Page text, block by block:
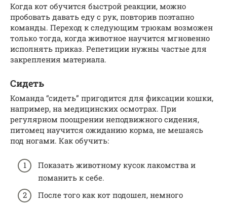
Когда кот обучится быстрой реакции, можно
пробовать давать еду с рук, повторив поэтапно
команды. Переход к следующим трюкам возможен
только тогда, когда животное научится мгновенно
исполнять приказ. Репетиции нужны частые для
закрепления материала.
Сидеть
Команда “сидеть” пригодится для фиксации кошки,
например, на медицинских осмотрах. При
регулярном поощрении неподвижного сидения,
питомец научится ожиданию корма, не мешаясь
под ногами. Как обучить:
Показать животному кусок лакомства и
поманить к себе.
После того как кот подошел, немного